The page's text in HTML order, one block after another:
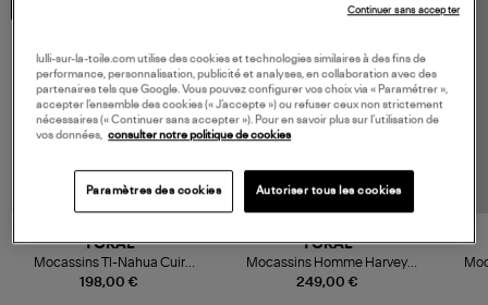
198,00 €
TORAL
Mocassins Tl-Nahua Cuir
Karneol
249,00 €
TORAL
Mocassins Homme Harvey
Karneol
lulli-sur-la-toile.com utilise des cookies et technologies similaires à des fins de
performance, personnalisation, publicité et analyses, en collaboration avec des
partenaires tels que Google. Vous pouvez configurer vos choix via « Paramétrer »,
accepter l’ensemble des cookies (« J’accepte ») ou refuser ceux non strictement
nécessaires (« Continuer sans accepter »). Pour en savoir plus sur l’utilisation de
vos données, consulter notre politique de cookies
Paramètres des cookies Autoriser tous les cookies
Continuer sans accepter